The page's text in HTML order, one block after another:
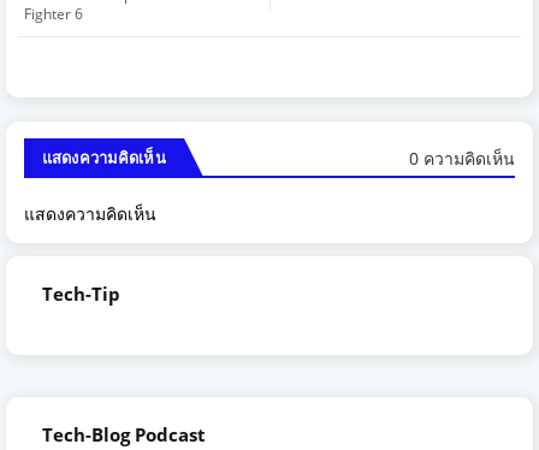
Fighter 6
แสดงความคิดเห็น 0 ความคิดเห็น
แสดงความคิดเห็น
Tech-Tip
Tech-Blog Podcast